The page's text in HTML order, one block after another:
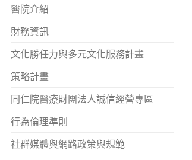
醫院介紹
財務資訊
文化勝任力與多元文化服務計畫
策略計畫
同仁院醫療財團法人誠信經營專區
行為倫理準則
社群媒體與網路政策與規範